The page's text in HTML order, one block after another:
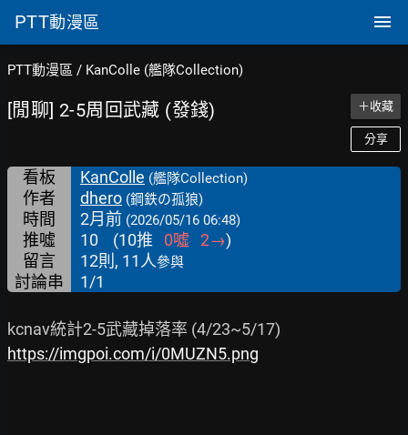
PTT動漫區
PTT動漫區 / KanColle (艦隊Collection)
[閒聊] 2-5周回武藏 (發錢) ＋收藏
分享
看板 KanColle (艦隊Collection)
作者 dhero (鋼鉄の孤狼)
時間 2月前 (2026/05/16 06:48)
推噓 10 (10推 0噓 2→)
留言
12則, 11人參與
討論串 1/1
https://imgpoi.com/i/0MUZN5.png